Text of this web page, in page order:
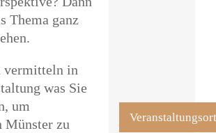
Thema ganz
vermitteln in
was Sie
um
zu